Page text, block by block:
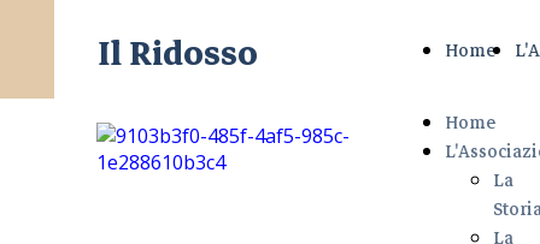
Il Ridosso Home
Home
La
La